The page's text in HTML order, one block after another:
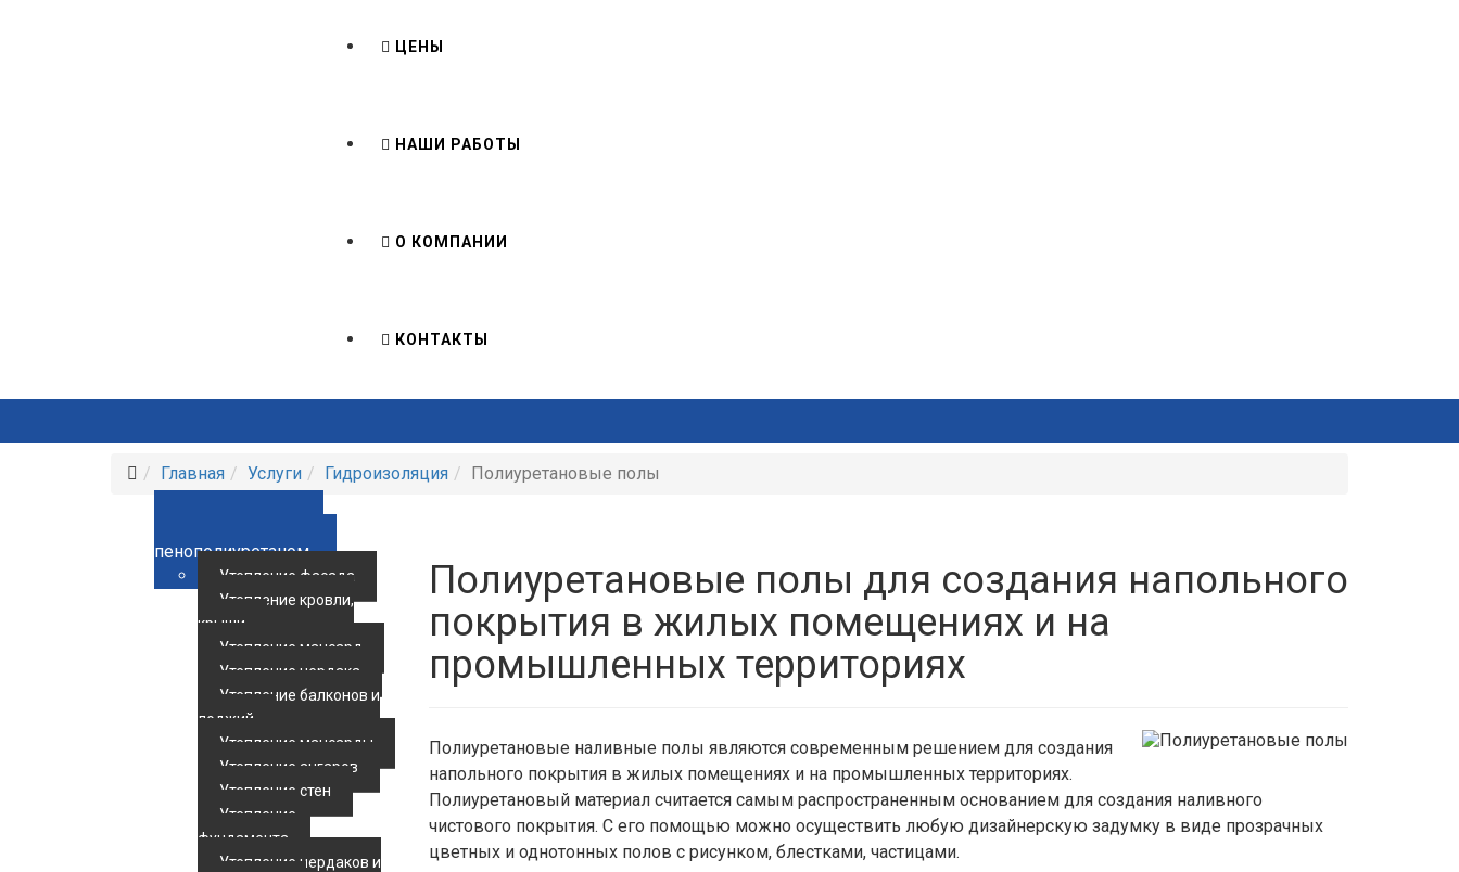
ЦЕНЫ
НАШИ РАБОТЫ
О КОМПАНИИ
КОНТАКТЫ
Главная Услуги Гидроизоляция Полиуретановые полы
пенополиуретаном
Утепление фасада
Утепление кровли,
крыши
Утепление мансард
Утепление чердака
Утепление балконов и
лоджий
Утепление мансарды
Утепление ангаров
Утепление стен
Утепление
фундамента
Утепление чердаков и
Полиуретановые полы для создания напольного
покрытия в жилых помещениях и на
промышленных территориях
Полиуретановые наливные полы являются современным решением для создания
напольного покрытия в жилых помещениях и на промышленных территориях.
Полиуретановый материал считается самым распространенным основанием для создания наливного
чистового покрытия. С его помощью можно осуществить любую дизайнерскую задумку в виде прозрачных
цветных и однотонных полов с рисунком, блестками, частицами.